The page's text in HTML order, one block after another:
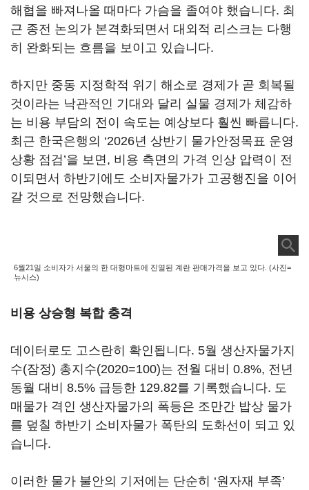
해협을 빠져나올 때마다 가슴을 졸여야 했습니다. 최
근 종전 논의가 본격화되면서 대외적 리스크는 다행
히 완화되는 흐름을 보이고 있습니다.
하지만 중동 지정학적 위기 해소로 경제가 곧 회복될
것이라는 낙관적인 기대와 달리 실물 경제가 체감하
는 비용 부담의 전이 속도는 예상보다 훨씬 빠릅니다.
최근 한국은행의 ‘2026년 상반기 물가안정목표 운영
상황 점검’을 보면, 비용 측면의 가격 인상 압력이 전
이되면서 하반기에도 소비자물가가 고공행진을 이어
갈 것으로 전망했습니다.
6월21일 소비자가 서울의 한 대형마트에 진열된 계란 판매가격을 보고 있다. (사진=
뉴시스)
비용 상승형 복합 충격
데이터로도 고스란히 확인됩니다. 5월 생산자물가지
수(잠정) 총지수(2020=100)는 전월 대비 0.8%, 전년
동월 대비 8.5% 급등한 129.82를 기록했습니다. 도
매물가 격인 생산자물가의 폭등은 조만간 밥상 물가
를 덮칠 하반기 소비자물가 폭탄의 도화선이 되고 있
습니다.
이러한 물가 불안의 기저에는 단순히 ‘원자재 부족’